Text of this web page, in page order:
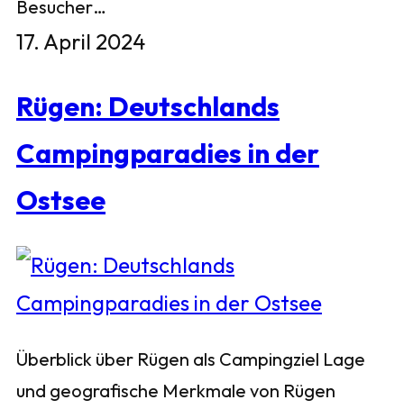
Besucher…
17. April 2024
Rügen: Deutschlands
Campingparadies in der
Ostsee
Überblick über Rügen als Campingziel Lage
und geografische Merkmale von Rügen